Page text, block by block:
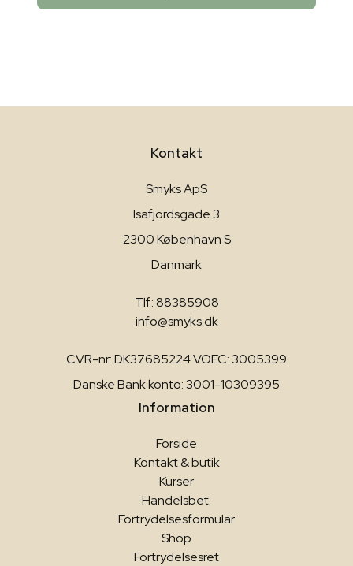
Kontakt
Smyks ApS
Isafjordsgade 3
2300 København S
Danmark
Tlf.: 88385908
info@smyks.dk
CVR-nr: DK37685224 VOEC: 3005399
Danske Bank konto: 3001-10309395
Information
Forside
Kontakt & butik
Kurser
Handelsbet.
Fortrydelsesformular
Shop
Fortrydelsesret